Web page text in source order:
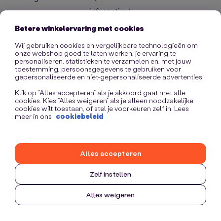
information).
Betere winkelervaring met cookies
Wij gebruiken cookies en vergelijkbare technologieën om
onze webshop goed te laten werken, je ervaring te
personaliseren, statistieken te verzamelen en, met jouw
toestemming, persoonsgegevens te gebruiken voor
gepersonaliseerde en niet-gepersonaliseerde advertenties.
Klik op “Alles accepteren” als je akkoord gaat met alle
cookies. Kies “Alles weigeren” als je alleen noodzakelijke
cookies wilt toestaan, of stel je voorkeuren zelf in. Lees
meer in ons cookiebeleid
Zelf instellen
Alles weigeren
Alles accepteren